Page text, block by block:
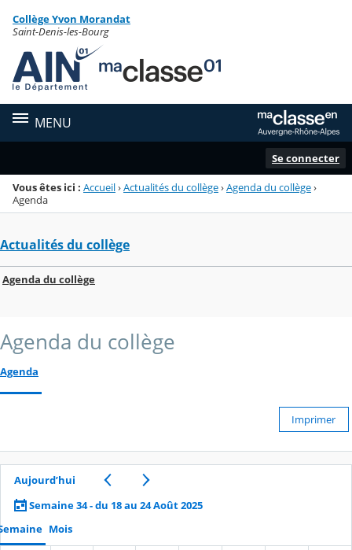
Menu de la rubrique
Contenu
Collège Yvon Morandat
Saint-Denis-les-Bourg
MENU
Se connecter
Vous êtes ici : Accueil›Actualités du collège›Agenda du collège›
Agenda
Actualités du collège
Agenda du collège
Agenda du collège
Agenda
Imprimer
Aujourd’hui
Semaine 34 - du 18 au 24 Août 2025
Mois